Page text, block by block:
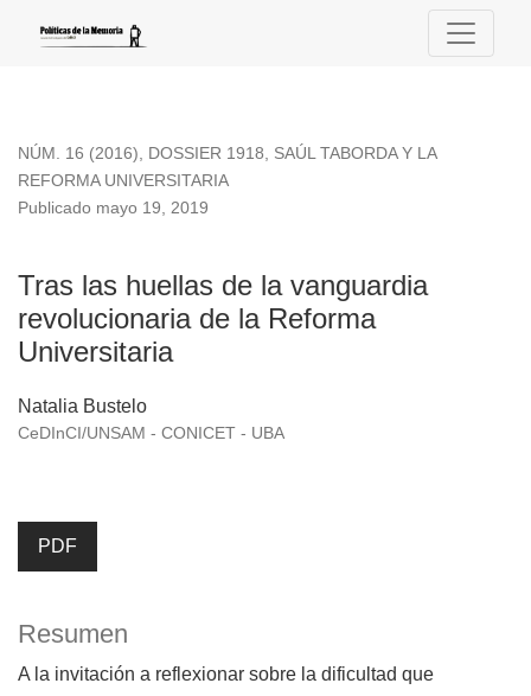
Tras las huellas de la vanguardia revolucionaria de la
NÚM. 16 (2016), DOSSIER 1918, SAÚL TABORDA Y LA
REFORMA UNIVERSITARIA
Tras las huellas de la vanguardia
revolucionaria de la Reforma
Universitaria
Publicado mayo 19, 2019
Natalia Bustelo
CeDInCI/UNSAM - CONICET - UBA
PDF
Resumen
A la invitación a reflexionar sobre la dificultad que